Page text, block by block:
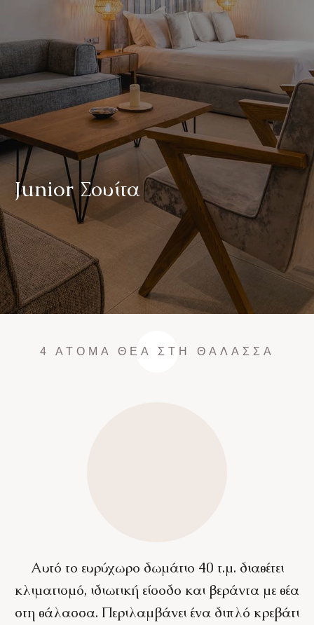
Junior Σουίτα
4 ΆΤΟΜΑ ΘΈΑ ΣΤΗ ΘΆΛΑΣΣΑ
Αυτό το ευρύχωρο δωμάτιο 40 τ.μ. διαθέτει
κλιματισμό, ιδιωτική είσοδο και βεράντα με θέα
στη θάλασσα. Περιλαμβάνει ένα διπλό κρεβάτι